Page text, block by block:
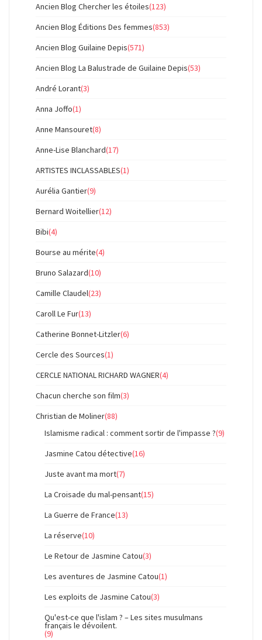
Ancien Blog Chercher les étoiles(123)
Ancien Blog Éditions Des femmes(853)
Ancien Blog Guilaine Depis(571)
Ancien Blog La Balustrade de Guilaine Depis(53)
André Lorant(3)
Anna Joffo(1)
Anne Mansouret(8)
Anne-Lise Blanchard(17)
ARTISTES INCLASSABLES(1)
Aurélia Gantier(9)
Bernard Woitellier(12)
Bibi(4)
Bourse au mérite(4)
Bruno Salazard(10)
Camille Claudel(23)
Caroll Le Fur(13)
Catherine Bonnet-Litzler(6)
Cercle des Sources(1)
CERCLE NATIONAL RICHARD WAGNER(4)
Chacun cherche son film(3)
Christian de Moliner(88)
Islamisme radical : comment sortir de l'impasse ?(9)
Jasmine Catou détective(16)
Juste avant ma mort(7)
La Croisade du mal-pensant(15)
La Guerre de France(13)
La réserve(10)
Le Retour de Jasmine Catou(3)
Les aventures de Jasmine Catou(1)
Les exploits de Jasmine Catou(3)
Qu'est-ce que l'islam ? – Les sites musulmans
français le dévoilent.
(9)